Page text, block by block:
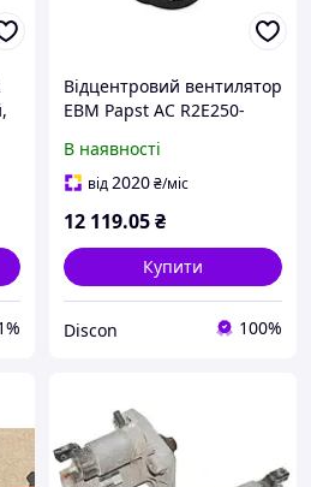
Відцентровий вентилятор
EBM Papst AC R2E250-
В наявності
від2020₴/міс
12 119.05₴
Купити
Discon 100%